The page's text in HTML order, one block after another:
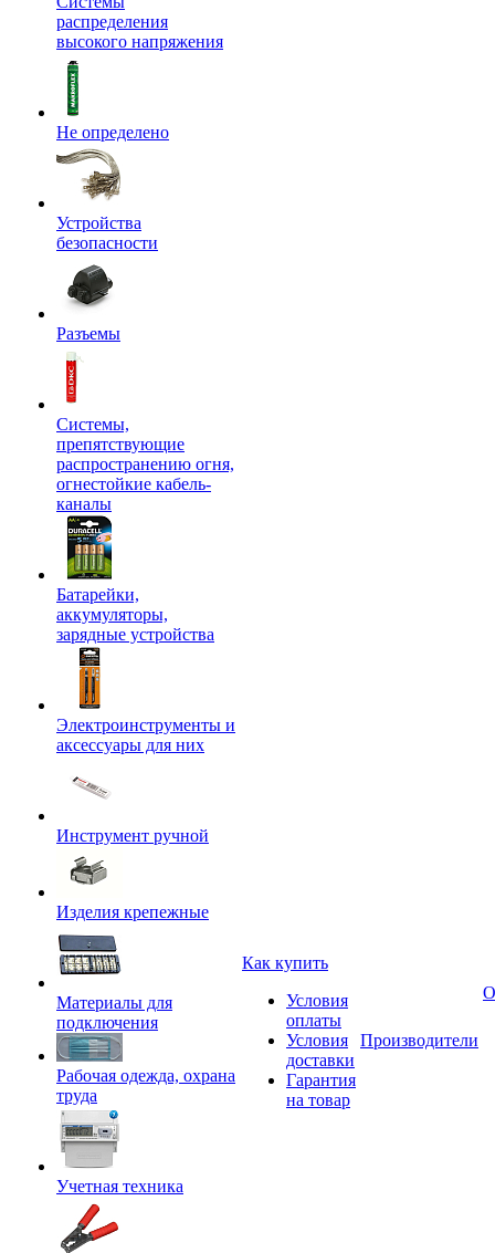
распределения
высокого напряжения
Не определено
Устройства
безопасности
Разъемы
Системы,
препятствующие
распространению огня,
огнестойкие кабель-
каналы
Батарейки,
аккумуляторы,
зарядные устройства
Электроинструменты и
аксессуары для них
Инструмент ручной
Изделия крепежные
Материалы для
подключения
Рабочая одежда, охрана
труда
Учетная техника
Как купить
Условия
оплаты
Условия
доставки
Гарантия
на товар
Производители